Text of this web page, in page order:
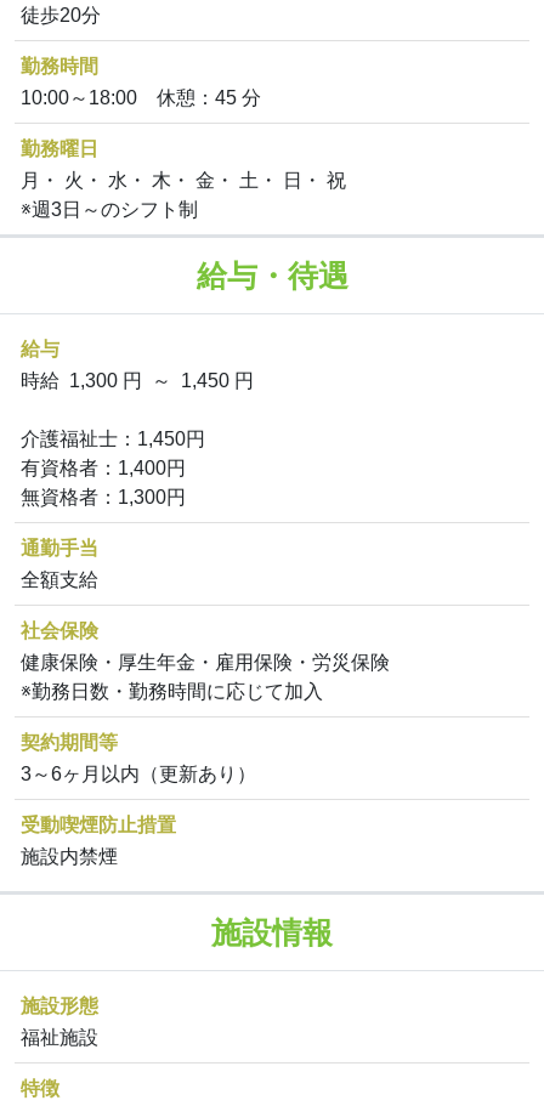
徒歩20分
勤務時間
10:00～18:00 休憩：45 分
勤務曜日
月・ 火・ 水・ 木・ 金・ 土・ 日・ 祝
※週3日～のシフト制
給与・待遇
給与
時給 1,300 円 ～ 1,450 円
介護福祉士：1,450円
有資格者：1,400円
無資格者：1,300円
通勤手当
全額支給
社会保険
健康保険・厚生年金・雇用保険・労災保険
※勤務日数・勤務時間に応じて加入
契約期間等
3～6ヶ月以内（更新あり）
受動喫煙防止措置
施設内禁煙
施設情報
施設形態
福祉施設
特徴